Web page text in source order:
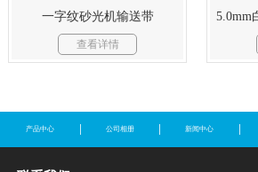
一字纹砂光机输送带
查看详情
5.0mm
产品中心 公司相册 新闻中心